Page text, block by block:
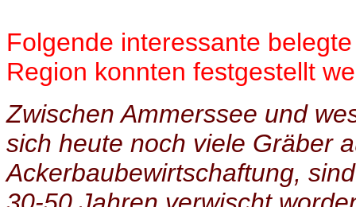
Folgende interessante
Region konnten festgestellt
Zwischen Ammerssee und
sich heute noch viele Gräber
Ackerbaubewirtschaftung,